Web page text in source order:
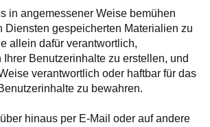
in angemessener Weise bemühen
Diensten gespeicherten Materialien zu
allein dafür verantwortlich,
Benutzerinhalte zu erstellen, und
verantwortlich oder haftbar für das
zu bewahren.
hinaus per E-Mail oder auf andere